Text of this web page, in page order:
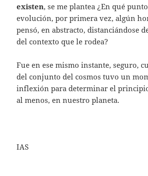
existen, se me plantea ¿En qué
evolución, por primera vez, algún
pensó, en abstracto, distanciándose
del contexto que le rodea?
Fue en ese mismo instante, seguro,
del conjunto del cosmos tuvo un
inflexión para determinar el
al menos, en nuestro planeta.
IAS